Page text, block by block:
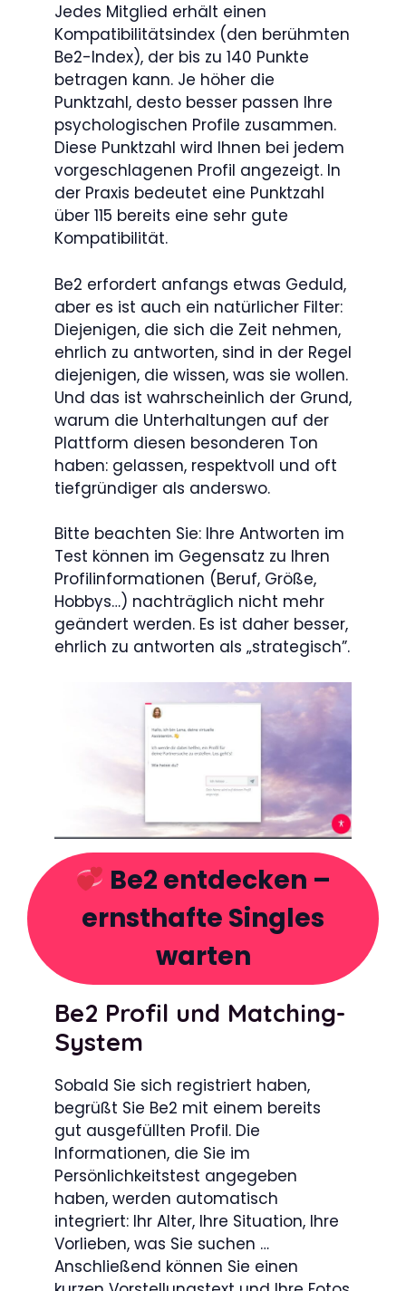
Jedes Mitglied erhält einen
Kompatibilitätsindex (den berühmten
Be2-Index), der bis zu 140 Punkte
betragen kann. Je höher die
Punktzahl, desto besser passen Ihre
psychologischen Profile zusammen.
Diese Punktzahl wird Ihnen bei jedem
vorgeschlagenen Profil angezeigt. In
der Praxis bedeutet eine Punktzahl
über 115 bereits eine sehr gute
Kompatibilität.
Be2 erfordert anfangs etwas Geduld,
aber es ist auch ein natürlicher Filter:
Diejenigen, die sich die Zeit nehmen,
ehrlich zu antworten, sind in der Regel
diejenigen, die wissen, was sie wollen.
Und das ist wahrscheinlich der Grund,
warum die Unterhaltungen auf der
Plattform diesen besonderen Ton
haben: gelassen, respektvoll und oft
tiefgründiger als anderswo.
Bitte beachten Sie: Ihre Antworten im
Test können im Gegensatz zu Ihren
Profilinformationen (Beruf, Größe,
Hobbys…) nachträglich nicht mehr
geändert werden. Es ist daher besser,
ehrlich zu antworten als „strategisch”.
Be2 entdecken –
ernsthafte Singles
warten
Be2 Profil und Matching-
System
Sobald Sie sich registriert haben,
begrüßt Sie Be2 mit einem bereits
gut ausgefüllten Profil. Die
Informationen, die Sie im
Persönlichkeitstest angegeben
haben, werden automatisch
integriert: Ihr Alter, Ihre Situation, Ihre
Vorlieben, was Sie suchen …
Anschließend können Sie einen